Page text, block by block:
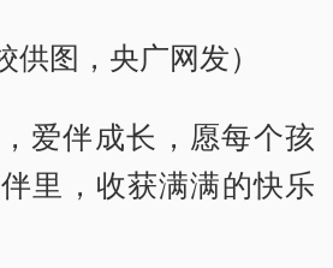
供图，央广网发）
爱伴成长，愿每个孩
里，收获满满的快乐